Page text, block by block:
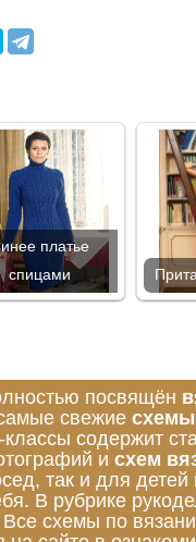
платье
спицами
посвящён
свежие схемы
классы содержит
и схем
так и для
В рубрике
схемы по